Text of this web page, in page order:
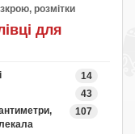
розмітки
для
14
43
107